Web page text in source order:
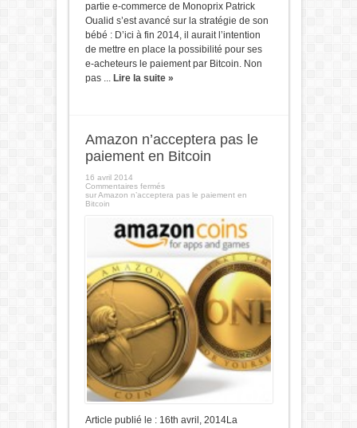
partie e-commerce de Monoprix Patrick
Oualid s’est avancé sur la stratégie de son
bébé : D’ici à fin 2014, il aurait l’intention
de mettre en place la possibilité pour ses
e-acheteurs le paiement par Bitcoin. Non
pas ... Lire la suite »
Amazon n’acceptera pas le
paiement en Bitcoin
16 avril 2014
Commentaires fermés
sur Amazon n’acceptera pas le paiement en
Bitcoin
Article publié le : 16th avril, 2014La